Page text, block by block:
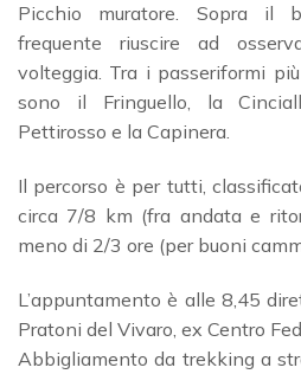
Picchio muratore. Sopra il
frequente riuscire ad
volteggia. Tra i passeriformi
sono il Fringuello, la
Pettirosso e la Capinera.
Il percorso è per tutti,
circa 7/8 km (fra andata e
meno di 2/3 ore (per buoni
L’appuntamento è alle 8,45
Pratoni del Vivaro, ex Centro
Abbigliamento da trekking a